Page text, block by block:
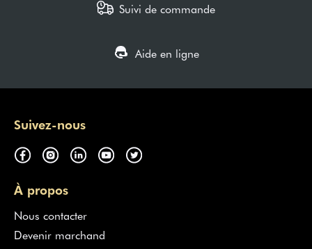
Suivi de commande
Aide en ligne
Suivez-nous
À propos
Nous contacter
Devenir marchand